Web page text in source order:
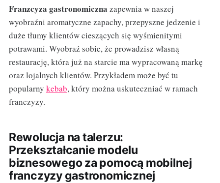
Franzcyza gastronomiczna zapewnia w naszej
wyobraźni aromatyczne zapachy, przepyszne jedzenie i
duże tłumy klientów cieszących się wyśmienitymi
potrawami. Wyobraź sobie, że prowadzisz własną
restaurację, która już na starcie ma wypracowaną markę
oraz lojalnych klientów. Przykładem może być tu
popularny kebab, który można uskuteczniać w ramach
franczyzy.
Rewolucja na talerzu:
Przekształcanie modelu
biznesowego za pomocą mobilnej
franczyzy gastronomicznej